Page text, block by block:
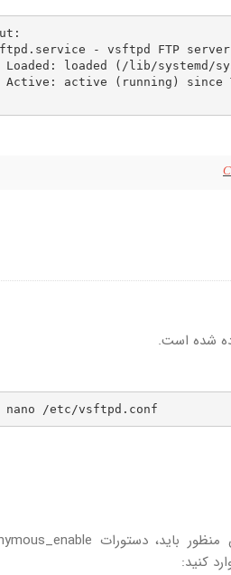
- vsftpd FTP server
nano /etc/vsftpd.conf